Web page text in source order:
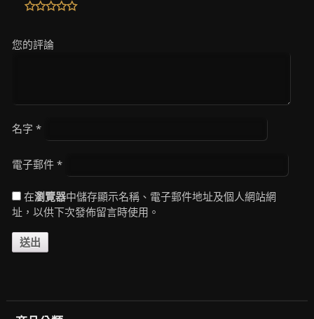
您的評論
名字 *
電子郵件 *
在瀏覽器中儲存顯示名稱、電子郵件地址及個人網站網
址，以供下次發佈留言時使用。